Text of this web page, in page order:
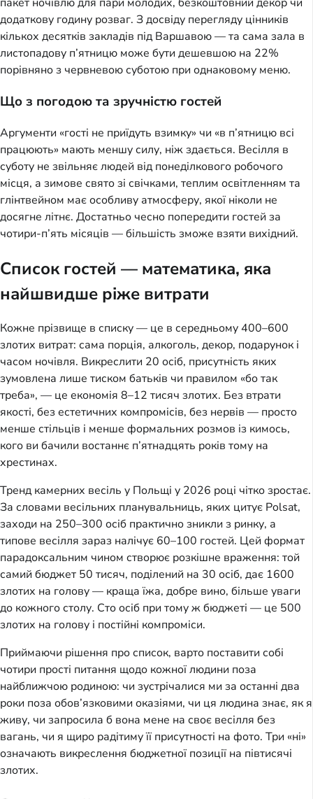
додаткову годину розваг. З досвіду перегляду цінників
кількох десятків закладів під Варшавою — та сама зала в
листопадову п’ятницю може бути дешевшою на 22%
порівняно з червневою суботою при однаковому меню.
Що з погодою та зручністю гостей
Аргументи «гості не приїдуть взимку» чи «в п’ятницю всі
працюють» мають меншу силу, ніж здається. Весілля в
суботу не звільняє людей від понеділкового робочого
місця, а зимове свято зі свічками, теплим освітленням та
глінтвейном має особливу атмосферу, якої ніколи не
досягне літнє. Достатньо чесно попередити гостей за
чотири-п’ять місяців — більшість зможе взяти вихідний.
Список гостей — математика, яка
найшвидше ріже витрати
Кожне прізвище в списку — це в середньому 400–600
злотих витрат: сама порція, алкоголь, декор, подарунок і
часом ночівля. Викреслити 20 осіб, присутність яких
зумовлена лише тиском батьків чи правилом «бо так
треба», — це економія 8–12 тисяч злотих. Без втрати
якості, без естетичних компромісів, без нервів — просто
менше стільців і менше формальних розмов із кимось,
кого ви бачили востаннє п’ятнадцять років тому на
хрестинах.
Тренд камерних весіль у Польщі у 2026 році чітко зростає.
За словами весільних планувальниць, яких цитує Polsat,
заходи на 250–300 осіб практично зникли з ринку, а
типове весілля зараз налічує 60–100 гостей. Цей формат
парадоксальним чином створює розкішне враження: той
самий бюджет 50 тисяч, поділений на 30 осіб, дає 1600
злотих на голову — краща їжа, добре вино, більше уваги
до кожного столу. Сто осіб при тому ж бюджеті — це 500
злотих на голову і постійні компроміси.
Приймаючи рішення про список, варто поставити собі
чотири прості питання щодо кожної людини поза
найближчою родиною: чи зустрічалися ми за останні два
роки поза обов’язковими оказіями, чи ця людина знає, як я
живу, чи запросила б вона мене на своє весілля без
вагань, чи я щиро радітиму її присутності на фото. Три «ні»
означають викреслення бюджетної позиції на півтисячі
злотих.